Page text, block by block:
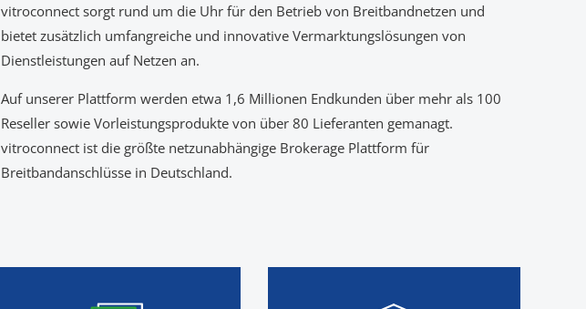
vitroconnect sorgt rund um die Uhr für den Betrieb von Breitbandnetzen und
bietet zusätzlich umfangreiche und innovative Vermarktungslösungen von
Dienstleistungen auf Netzen an.
Auf unserer Plattform werden etwa 1,6 Millionen Endkunden über mehr als 100
Reseller sowie Vorleistungsprodukte von über 80 Lieferanten gemanagt.
vitroconnect ist die größte netzunabhängige Brokerage Plattform für
Breitbandanschlüsse in Deutschland.